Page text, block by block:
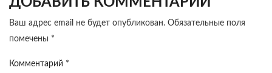
Ваш адрес email не будет опубликован. Обязательные поля
помечены *
Комментарий *